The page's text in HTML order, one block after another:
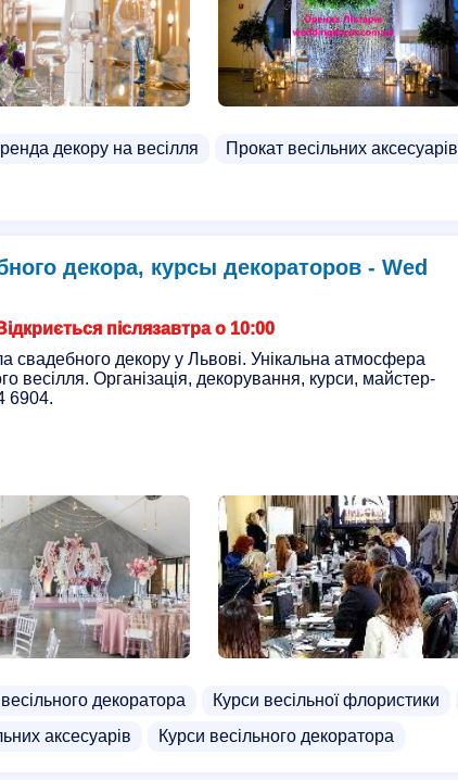
декору на весілля Прокат весільних аксесуарів
декора, курсы декораторов - Wed
післязавтра о 10:00
свадебного декору у Львові. Унікальна атмосфера
весілля. Організація, декорування, курси, майстер-
6904.
декоратора Курси весільної флористики
аксесуарів Курси весільного декоратора